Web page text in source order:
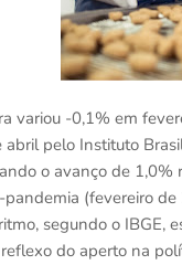
variou -0,1% em
pelo Instituto
o avanço de
(fevereiro
segundo o IBGE,
do aperto na